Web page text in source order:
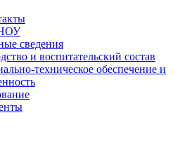
сведения
и воспитательский состав
техническое обеспечение и